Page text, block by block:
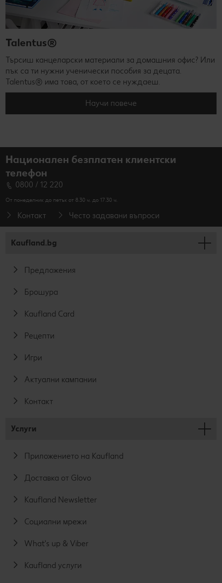
Talentus®
Търсиш канцеларски материали за домашния офис? Или
пък са ти нужни ученически пособия за децата.
Talentus® има това, от което се нуждаеш.
Научи повече
Национален безплатен клиентски
телефон
0800 / 12 220
От понеделник до петък от 8.30 ч. до 17.30 ч.
Контакт Често задавани въпроси
Kaufland.bg
Предложения
Брошура
Kaufland Card
Рецепти
Игри
Актуални кампании
Контакт
Услуги
Приложението на Kaufland
Доставка от Glovo
Kaufland Newsletter
Социални мрежи
What's up & Viber
Kaufland услуги